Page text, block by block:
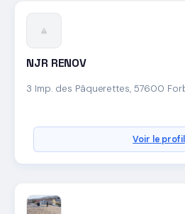
NJR RENOV
3 Imp. des Pâquerettes, 57600
Voir le profil